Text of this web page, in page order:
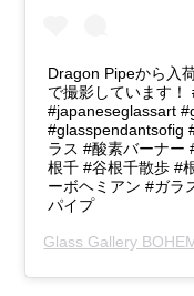
Dragon Pipeから入
で撮影しています
#japaneseglassart
#glasspendantsofig
ラス #酸素バーナー
根千 #谷根千散歩 #
ーボヘミアン #ガラ
パイプ
Glass Gallery